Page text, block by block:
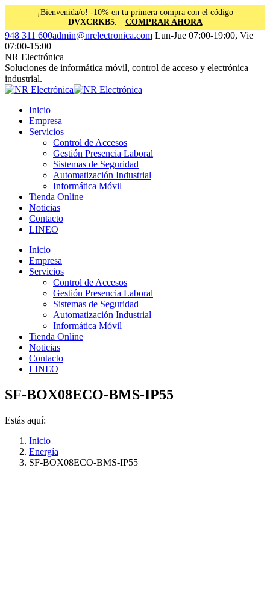
¡Bienvenida/o! -10% en tu primera compra con el código
DVXCRKB5. COMPRAR AHORA
Saltar
al
contenido
Facebook
page
opens
in
new
window
Instagram
page
opens
in
new
window
Linkedin
page
opens
in
new
window
948 311 600admin@nrelectronica.com Lun-Jue 07:00-19:00, Vie
07:00-15:00
NR Electrónica
Soluciones de informática móvil, control de acceso y electrónica
industrial.
Inicio
Empresa
Servicios
Control de Accesos
Gestión Presencia Laboral
Sistemas de Seguridad
Automatización Industrial
Informática Móvil
Tienda Online
Noticias
Contacto
LINEO
Inicio
Empresa
Servicios
Control de Accesos
Gestión Presencia Laboral
Sistemas de Seguridad
Automatización Industrial
Informática Móvil
Tienda Online
Noticias
Contacto
LINEO
SF-BOX08ECO-BMS-IP55
Estás aquí:
Inicio
Energía
SF-BOX08ECO-BMS-IP55